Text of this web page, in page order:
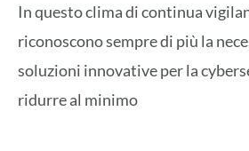
In questo clima di continua
riconoscono sempre di più la
soluzioni innovative per la
ridurre al minimo